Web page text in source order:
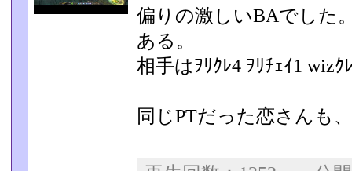
偏りの激しいBAでした
ある。
相手はｦﾘｸﾚ4 ｦﾘﾁｪｲ1 wizｸ
同じPTだった恋さんも